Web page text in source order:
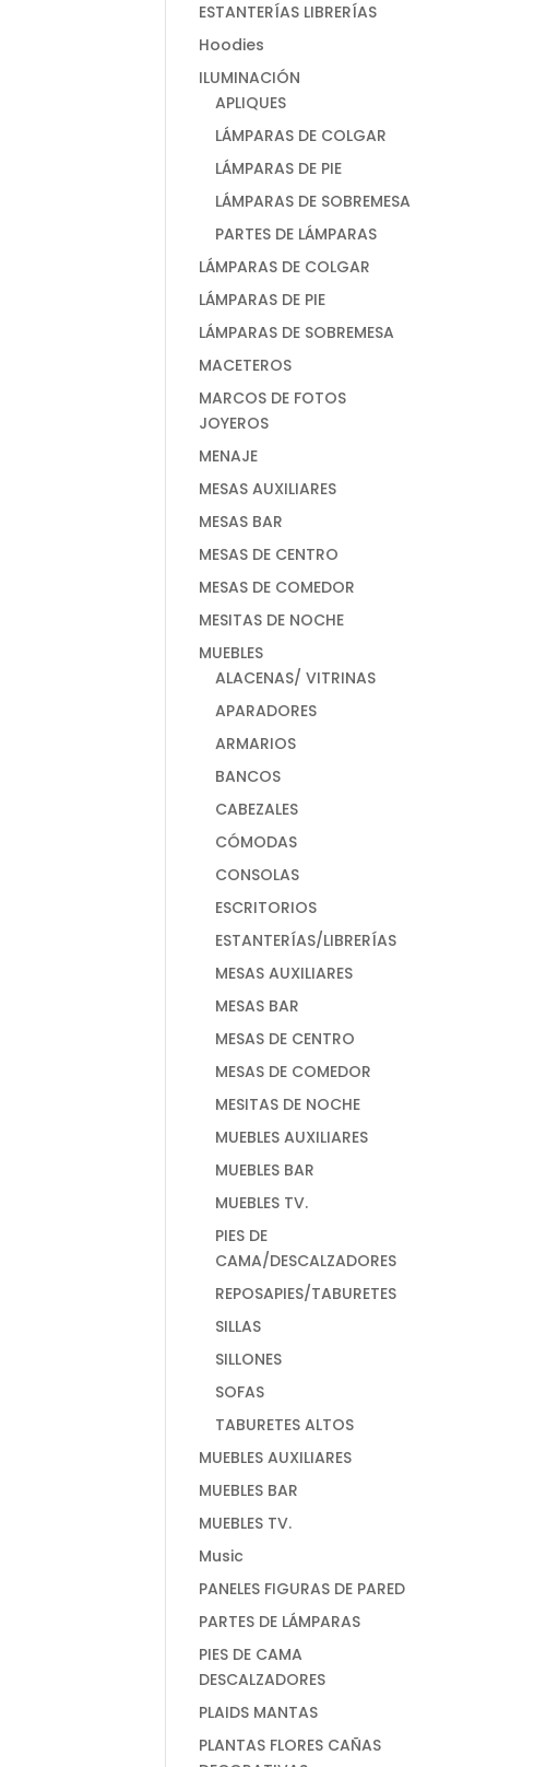
ESTANTERÍAS LIBRERÍAS
Hoodies
ILUMINACIÓN
APLIQUES
LÁMPARAS DE COLGAR
LÁMPARAS DE PIE
LÁMPARAS DE SOBREMESA
PARTES DE LÁMPARAS
LÁMPARAS DE COLGAR
LÁMPARAS DE PIE
LÁMPARAS DE SOBREMESA
MACETEROS
MARCOS DE FOTOS
JOYEROS
MENAJE
MESAS AUXILIARES
MESAS BAR
MESAS DE CENTRO
MESAS DE COMEDOR
MESITAS DE NOCHE
MUEBLES
ALACENAS/ VITRINAS
APARADORES
ARMARIOS
BANCOS
CABEZALES
CÓMODAS
CONSOLAS
ESCRITORIOS
ESTANTERÍAS/LIBRERÍAS
MESAS AUXILIARES
MESAS BAR
MESAS DE CENTRO
MESAS DE COMEDOR
MESITAS DE NOCHE
MUEBLES AUXILIARES
MUEBLES BAR
MUEBLES TV.
PIES DE
CAMA/DESCALZADORES
REPOSAPIES/TABURETES
SILLAS
SILLONES
SOFAS
TABURETES ALTOS
MUEBLES AUXILIARES
MUEBLES BAR
MUEBLES TV.
Music
PANELES FIGURAS DE PARED
PARTES DE LÁMPARAS
PIES DE CAMA
DESCALZADORES
PLAIDS MANTAS
PLANTAS FLORES CAÑAS